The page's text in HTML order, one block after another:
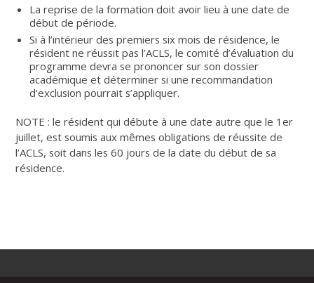
La reprise de la formation doit avoir lieu à une date de
début de période.
Si à l’intérieur des premiers six mois de résidence, le
résident ne réussit pas l’ACLS, le comité d’évaluation du
programme devra se prononcer sur son dossier
académique et déterminer si une recommandation
d’exclusion pourrait s’appliquer.
NOTE : le résident qui débute à une date autre que le 1er
juillet, est soumis aux mêmes obligations de réussite de
l’ACLS, soit dans les 60 jours de la date du début de sa
résidence.